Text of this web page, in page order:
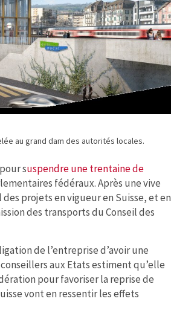
au grand dam des autorités locales.
suspendre une trentaine de
fédéraux. Après une vive
projets en vigueur en Suisse, et en
des transports du Conseil des
de l’entreprise d’avoir une
aux Etats estiment qu’elle
pour favoriser la reprise de
vont en ressentir les effets